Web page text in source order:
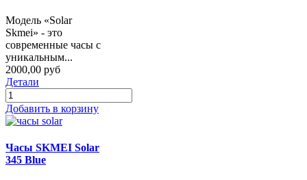
Модель «Solar
Skmei» - это
современные часы с
уникальным...
2000,00 руб
Детали
Добавить в корзину
Часы SKMEI Solar
345 Blue